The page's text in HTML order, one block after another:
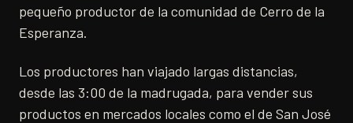
pequeño productor de la comunidad de Cerro de la
Esperanza.
Los productores han viajado largas distancias,
desde las 3:00 de la madrugada, para vender sus
productos en mercados locales como el de San José